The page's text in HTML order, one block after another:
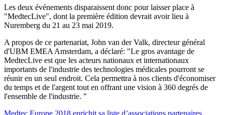
Les deux événements disparaissent donc pour laisser place à
"MedtecLive", dont la première édition devrait avoir lieu à
Nuremberg du 21 au 23 mai 2019.
A propos de ce partenariat, John van der Valk, directeur général
d'UBM EMEA Amsterdam, a déclaré: "Le gros avantage de
MedtecLive est que les acteurs nationaux et internationaux
importants de l'industrie des technologies médicales pourront se
réunir en un seul endroit. Cela permettra à nos clients d'économiser
du temps et de l'argent tout en offrant une vision à 360 degrés de
l'ensemble de l'industrie. "